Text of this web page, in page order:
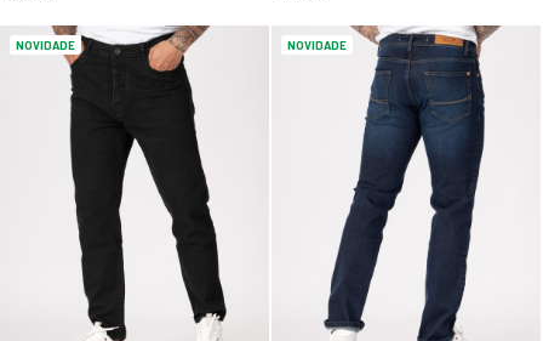
NOVIDADE NOVIDADE